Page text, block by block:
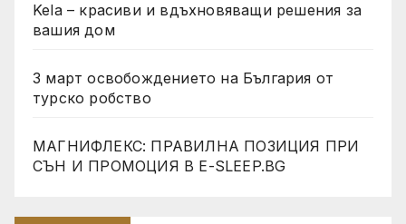
Kela – красиви и вдъхновяващи решения за
вашия дом
3 март освобождението на България от
турско робство
МАГНИФЛЕКС: ПРАВИЛНА ПОЗИЦИЯ ПРИ
СЪН И ПРОМОЦИЯ В Е-SLEEP.BG